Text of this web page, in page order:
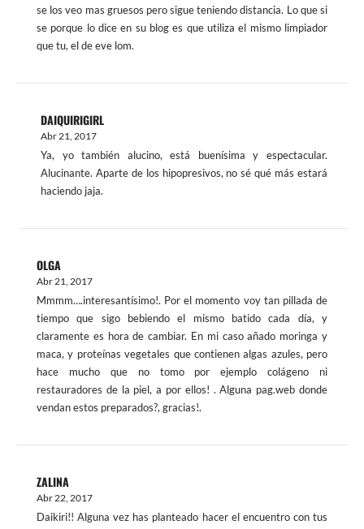
se los veo mas gruesos pero sigue teniendo distancia. Lo que si
se porque lo dice en su blog es que utiliza el mismo limpiador
que tu, el de eve lom.
DAIQUIRIGIRL
Abr 21, 2017
Ya, yo también alucino, está buenísima y espectacular.
Alucinante. Aparte de los hipopresivos, no sé qué más estará
haciendo jaja.
OLGA
Abr 21, 2017
Mmmm….interesantísimo!. Por el momento voy tan pillada de
tiempo que sigo bebiendo el mismo batido cada día, y
claramente es hora de cambiar. En mi caso añado moringa y
maca, y proteínas vegetales que contienen algas azules, pero
hace mucho que no tomo por ejemplo colágeno ni
restauradores de la piel, a por ellos! . Alguna pag.web donde
vendan estos preparados?, gracias!.
ZALINA
Abr 22, 2017
Daikiri!! Alguna vez has planteado hacer el encuentro con tus